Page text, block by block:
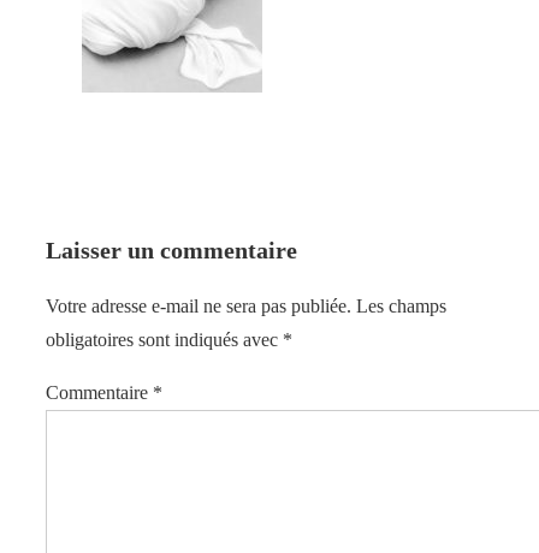
Laisser un commentaire
Votre adresse e-mail ne sera pas publiée. Les champs
obligatoires sont indiqués avec *
Commentaire *